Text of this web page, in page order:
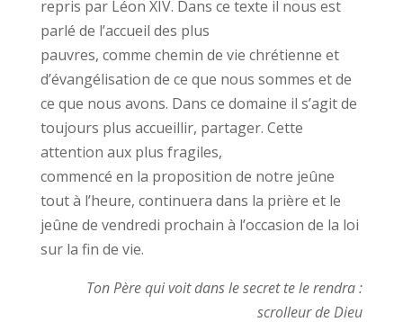
repris par Léon XIV. Dans ce texte il nous est
parlé de l’accueil des plus
pauvres, comme chemin de vie chrétienne et
d’évangélisation de ce que nous sommes et de
ce que nous avons. Dans ce domaine il s’agit de
toujours plus accueillir, partager. Cette
attention aux plus fragiles,
commencé en la proposition de notre jeûne
tout à l’heure, continuera dans la prière et le
jeûne de vendredi prochain à l’occasion de la loi
sur la fin de vie.
Ton Père qui voit dans le secret te le rendra :
scrolleur de Dieu